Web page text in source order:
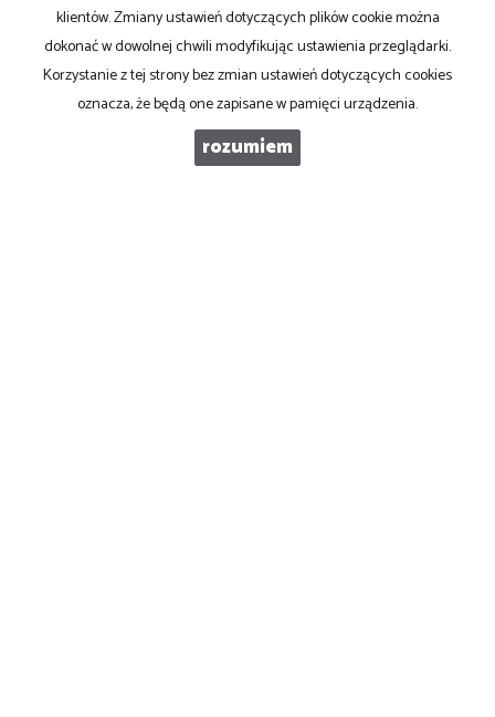
KOD ZABEZPIECZAJĄCY
klientów. Zmiany ustawień dotyczących plików cookie można
dokonać w dowolnej chwili modyfikując ustawienia przeglądarki.
Korzystanie z tej strony bez zmian ustawień dotyczących cookies
oznacza, że będą one zapisane w pamięci urządzenia.
rozumiem